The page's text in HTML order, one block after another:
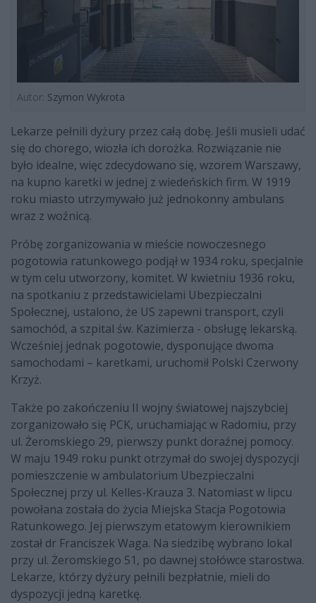
Autor: Szymon Wykrota
Lekarze pełnili dyżury przez całą dobę. Jeśli musieli udać
się do chorego, wiozła ich dorożka. Rozwiązanie nie
było idealne, więc zdecydowano się, wzorem Warszawy,
na kupno karetki w jednej z wiedeńskich firm. W 1919
roku miasto utrzymywało już jednokonny ambulans
wraz z woźnicą.
Próbę zorganizowania w mieście nowoczesnego
pogotowia ratunkowego podjął w 1934 roku, specjalnie
w tym celu utworzony, komitet. W kwietniu 1936 roku,
na spotkaniu z przedstawicielami Ubezpieczalni
Społecznej, ustalono, że US zapewni transport, czyli
samochód, a szpital św. Kazimierza - obsługę lekarską.
Wcześniej jednak pogotowie, dysponujące dwoma
samochodami – karetkami, uruchomił Polski Czerwony
Krzyż.
Także po zakończeniu II wojny światowej najszybciej
zorganizowało się PCK, uruchamiając w Radomiu, przy
ul. Żeromskiego 29, pierwszy punkt doraźnej pomocy.
W maju 1949 roku punkt otrzymał do swojej dyspozycji
pomieszczenie w ambulatorium Ubezpieczalni
Społecznej przy ul. Kelles-Krauza 3. Natomiast w lipcu
powołana została do życia Miejska Stacja Pogotowia
Ratunkowego. Jej pierwszym etatowym kierownikiem
został dr Franciszek Waga. Na siedzibę wybrano lokal
przy ul. Żeromskiego 51, po dawnej stołówce starostwa.
Lekarze, którzy dyżury pełnili bezpłatnie, mieli do
dyspozycji jedną karetkę.